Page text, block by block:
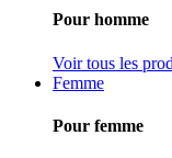
Pour homme
Voir tous les
Femme
Pour femme